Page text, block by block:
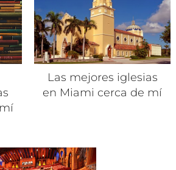
Las mejores iglesias
en Miami cerca de mí